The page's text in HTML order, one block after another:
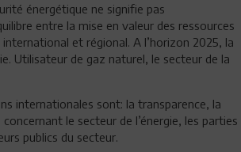
énergétique ne signifie pas
entre la mise en valeur des ressources
et régional. A l’horizon 2025, la
Utilisateur de gaz naturel, le secteur de la
internationales sont: la transparence, la
le secteur de l’énergie, les parties
publics du secteur.